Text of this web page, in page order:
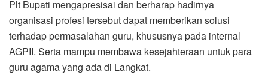
Plt Bupati mengapresisai dan berharap hadirnya
organisasi profesi tersebut dapat memberikan solusi
terhadap permasalahan guru, khususnya pada internal
AGPII. Serta mampu membawa kesejahteraan untuk para
guru agama yang ada di Langkat.